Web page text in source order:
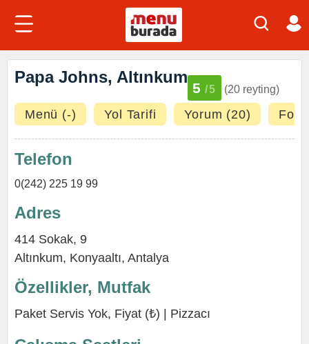
Papa Johns, Altınkum
5 /5 (20 reyting)
Menü (-) Yol Tarifi Yorum (20)
Telefon
0(242) 225 19 99
Adres
414 Sokak, 9
Altınkum, Konyaaltı, Antalya
Özellikler, Mutfak
Paket Servis Yok, Fiyat (₺) | Pizzacı